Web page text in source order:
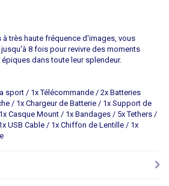
très haute fréquence d'images, vous
8 fois pour revivre des moments
dans toute leur splendeur.
sport / 1x Télécommande / 2x Batteries
/ 1x Chargeur de Batterie / 1x Support de
Casque Mount / 1x Bandages / 5x Tethers /
USB Cable / 1x Chiffon de Lentille / 1x